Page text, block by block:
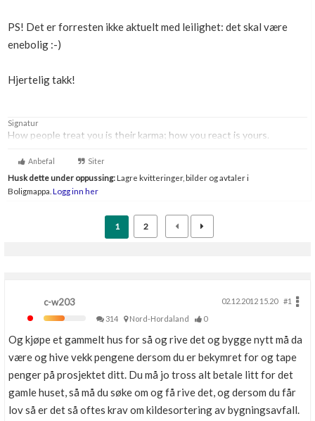
PS! Det er forresten ikke aktuelt med leilighet: det skal være
enebolig :-)
Hjertelig takk!
Signatur
How people treat you is their karma; how you react is yours.
Anbefal Siter
Husk dette under oppussing:Lagre kvitteringer, bilder og avtaler i
Boligmappa. Logg inn her
1 2
c-w203 02.12.2012 15.20
#1
314
Nord-Hordaland 0
Og kjøpe et gammelt hus for så og rive det og bygge nytt må da
være og hive vekk pengene dersom du er bekymret for og tape
penger på prosjektet ditt. Du må jo tross alt betale litt for det
gamle huset, så må du søke om og få rive det, og dersom du får
lov så er det så oftes krav om kildesortering av bygningsavfall.